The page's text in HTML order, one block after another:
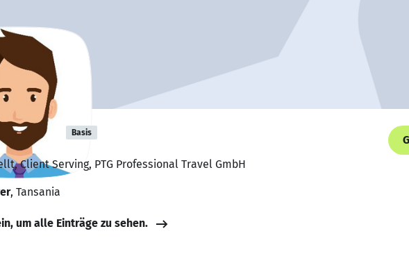
Blake Basis
Client Serving, PTG Professional Travel GmbH
, Tansania
um alle Einträge zu sehen.